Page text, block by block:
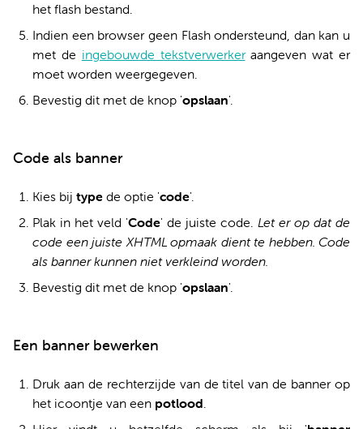
het flash bestand.
Indien een browser geen Flash ondersteund, dan kan u
met de ingebouwde tekstverwerkeraangeven wat er
moet worden weergegeven.
Bevestig dit met de knop 'opslaan'.
Code als banner
Kies bij type de optie 'code'.
Plak in het veld 'Code' de juiste code. Let er op dat de
code een juiste XHTML opmaak dient te hebben. Code
als banner kunnen niet verkleind worden.
Bevestig dit met de knop 'opslaan'.
Een banner bewerken
Druk aan de rechterzijde van de titel van de banner op
het icoontje van een potlood.